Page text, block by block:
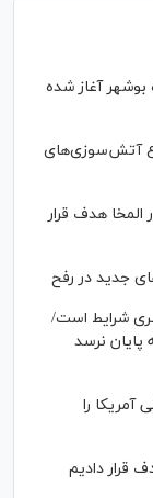
آغاز شده
آتش‌سوزی‌های
المخا هدف قرار
جدید در رفح
شرایط است/
پایان نرسد
آمریکا را
قرار دادیم